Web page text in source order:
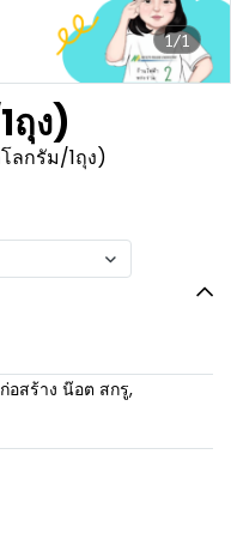
1/1
ถุง)
ลกรัม/1ถุง)
อสร้าง น๊อต สกรู,